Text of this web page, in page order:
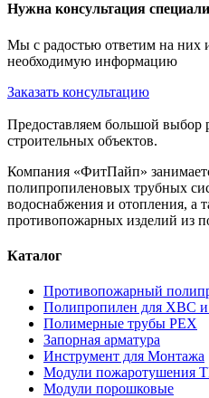
Нужна консультация
Мы с радостью ответим на них
необходимую информацию
Заказать консультацию
Предоставляем большой выбор
строительных объектов.
Компания «ФитПайп»
полипропиленовых трубных
водоснабжения и отопления, а
противопожарных изделий из
Каталог
Противопожарный
Полипропилен для ХВС
Полимерные трубы PEX
Запорная арматура
Инструмент для Монтажа
Модули пожаротушения
Модули порошковые